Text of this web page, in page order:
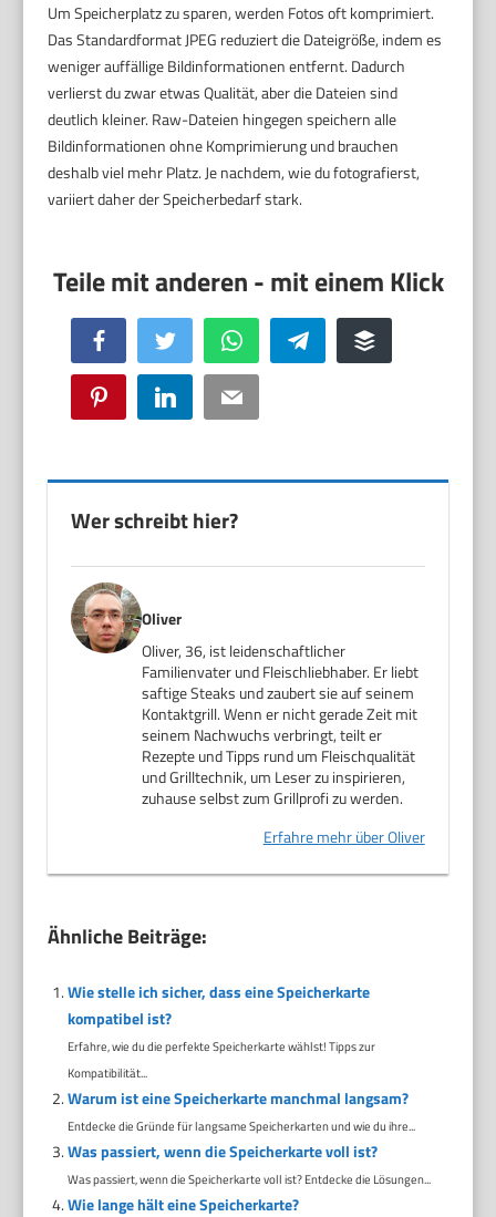
Um Speicherplatz zu sparen, werden Fotos oft komprimiert.
Das Standardformat JPEG reduziert die Dateigröße, indem es
weniger auffällige Bildinformationen entfernt. Dadurch
verlierst du zwar etwas Qualität, aber die Dateien sind
deutlich kleiner. Raw-Dateien hingegen speichern alle
Bildinformationen ohne Komprimierung und brauchen
deshalb viel mehr Platz. Je nachdem, wie du fotografierst,
variiert daher der Speicherbedarf stark.
Facebook Twitter WhatsApp Telegram Buffer
Pinterest LinkedIn Email
Wer schreibt hier?
Oliver
Oliver, 36, ist leidenschaftlicher
Familienvater und Fleischliebhaber. Er liebt
saftige Steaks und zaubert sie auf seinem
Kontaktgrill. Wenn er nicht gerade Zeit mit
seinem Nachwuchs verbringt, teilt er
Rezepte und Tipps rund um Fleischqualität
und Grilltechnik, um Leser zu inspirieren,
zuhause selbst zum Grillprofi zu werden.
Erfahre mehr über Oliver
Ähnliche Beiträge:
Wie stelle ich sicher, dass eine Speicherkarte
kompatibel ist?
Erfahre, wie du die perfekte Speicherkarte wählst! Tipps zur
Kompatibilität...
Warum ist eine Speicherkarte manchmal langsam?
Entdecke die Gründe für langsame Speicherkarten und wie du ihre...
Was passiert, wenn die Speicherkarte voll ist?
Was passiert, wenn die Speicherkarte voll ist? Entdecke die Lösungen...
Wie lange hält eine Speicherkarte?